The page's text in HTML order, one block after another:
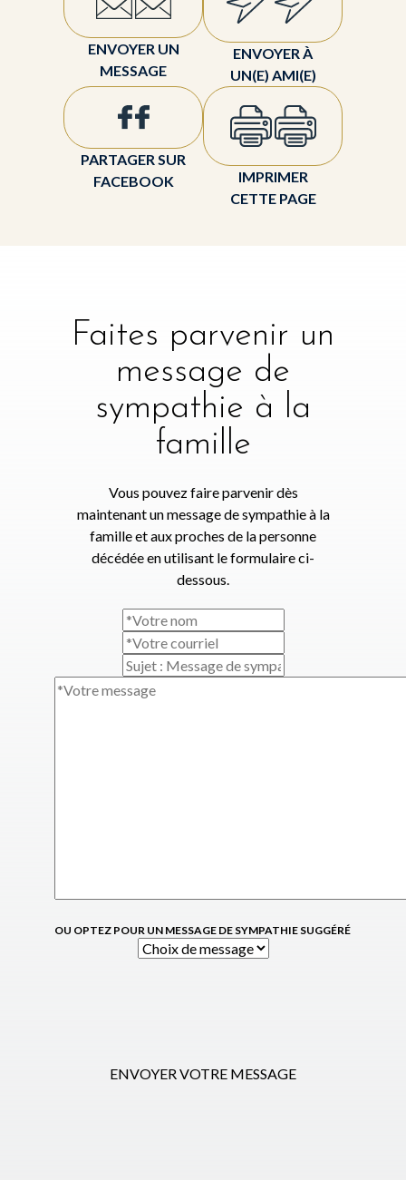
ENVOYER UN
MESSAGE
ENVOYER À
UN(E) AMI(E)
PARTAGER SUR
FACEBOOK
IMPRIMER
CETTE PAGE
Faites parvenir un
message de
sympathie à la
famille
Vous pouvez faire parvenir dès
maintenant un message de sympathie à la
famille et aux proches de la personne
décédée en utilisant le formulaire ci-
dessous.
OU OPTEZ POUR UN MESSAGE DE SYMPATHIE SUGGÉRÉ
ENVOYER VOTRE MESSAGE